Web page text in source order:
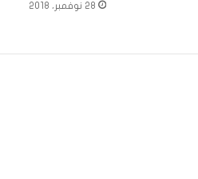
28 نوفمبر، 2018